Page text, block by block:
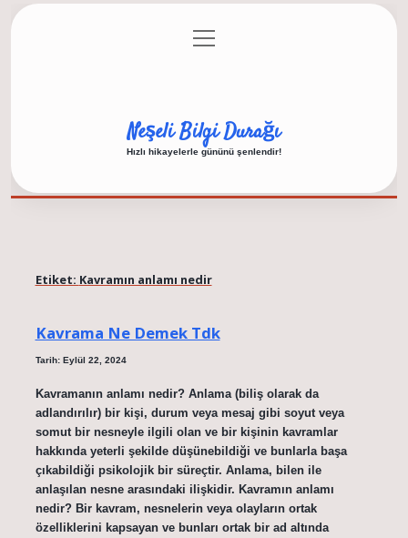
Gizlilik Politikası
menüyü
aç
Neşeli Bilgi Durağı
Hızlı hikayelerle gününü şenlendir!
Etiket: Kavramın anlamı nedir
Kavrama Ne Demek Tdk
Tarih: Eylül 22, 2024
Kavramanın anlamı nedir? Anlama (biliş olarak da
adlandırılır) bir kişi, durum veya mesaj gibi soyut veya
somut bir nesneyle ilgili olan ve bir kişinin kavramlar
hakkında yeterli şekilde düşünebildiği ve bunlarla başa
çıkabildiği psikolojik bir süreçtir. Anlama, bilen ile
anlaşılan nesne arasındaki ilişkidir. Kavramın anlamı
nedir? Bir kavram, nesnelerin veya olayların ortak
özelliklerini kapsayan ve bunları ortak bir ad altında